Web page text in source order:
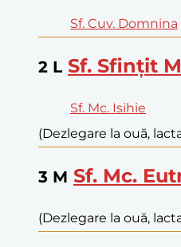
Sf. Cuv. Domnina
2 L Sf. Sfințit
Sf. Mc. Isihie
(Dezlegare la ouă,
3 M Sf. Mc.
(Dezlegare la ouă,